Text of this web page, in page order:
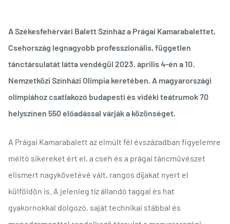
A Székesfehérvári Balett Színház a Prágai Kamarabalettet,
Csehország legnagyobb professzionális, független
tánctársulatát látta vendégül 2023. április 4-én a 10.
Nemzetközi Színházi Olimpia keretében. A magyarországi
olimpiához csatlakozó budapesti és vidéki teátrumok 70
helyszínen 550 előadással várják a közönséget.
A Prágai Kamarabalett az elmúlt fél évszázadban figyelemre
méltó sikereket ért el, a cseh és a prágai táncművészet
elismert nagykövetévé vált, rangos díjakat nyert el
külföldön is. A jelenleg tíz állandó taggal és hat
gyakornokkal dolgozó, saját technikai stábbal és